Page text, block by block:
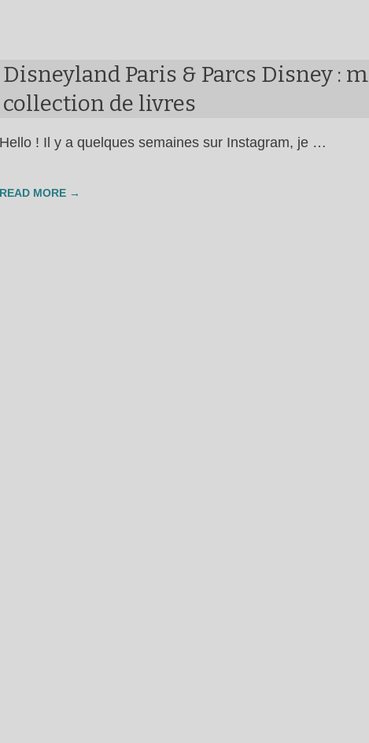
Disneyland Paris & Parcs Disney :
collection de livres
Hello ! Il y a quelques semaines sur Instagram, je …
READ MORE →